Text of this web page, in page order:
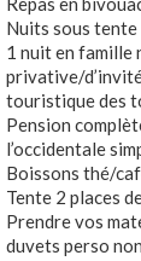
Nuits sous tente
1 nuit en famille
privative/
touristique des
Pension
l’occidentale
Boissons thé/
Tente 2 places
Prendre vos
duvets perso